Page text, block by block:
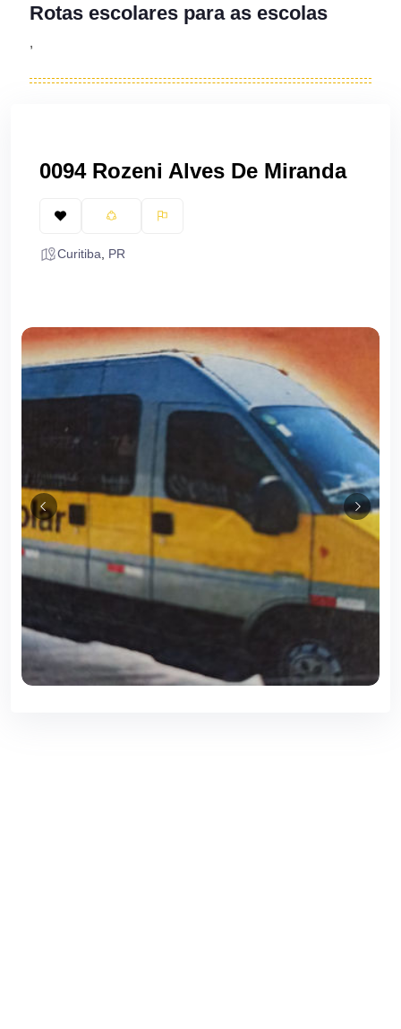
0094 Rozeni Alves De Miranda
Curitiba PR
Rotas escolares para as escolas
,